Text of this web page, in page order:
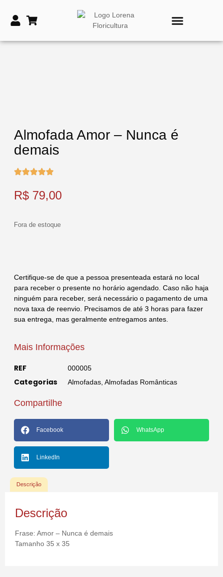
Almofada Amor – Nunca é
demais
R$ 79,00
Fora de estoque
Certifique-se de que a pessoa presenteada estará no local
para receber o presente no horário agendado. Caso não haja
ninguém para receber, será necessário o pagamento de uma
nova taxa de reenvio. Precisamos de até 3 horas para fazer
sua entrega, mas geralmente entregamos antes.
Mais Informações
REF 000005
Categorias Almofadas Almofadas Românticas
Compartilhe
Facebook WhatsApp
LinkedIn
Descrição
Descrição
Frase: Amor – Nunca é demais
Tamanho 35 x 35